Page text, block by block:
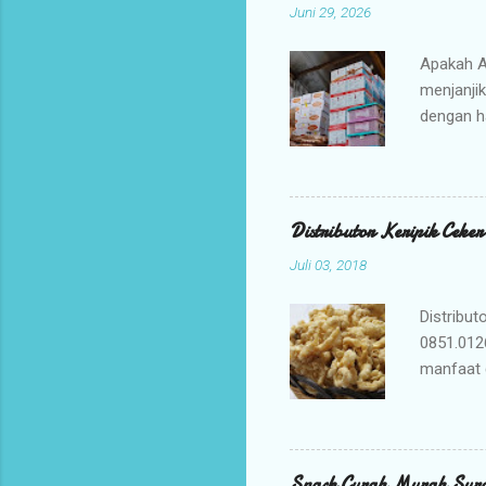
Juni 29, 2026
Apakah
dengan
jajanan
kami
Distributor Keripik
Juli 03, 2018
manfaat